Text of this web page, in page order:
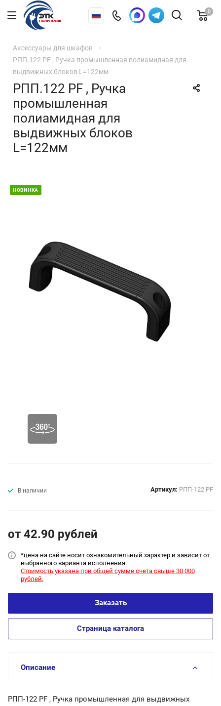
0
Аксессуары для шкафов
РПП.122 PF , Ручка промышленная полиамидная для
выдвижных блоков L=122мм
РПП.122 PF , Ручка
промышленная
полиамидная для
выдвижных блоков
L=122мм
НОВИНКА
В наличии Артикул: РПП-122 PF
от 42.90 рублей
*цена на сайте носит ознакомительный характер и зависит от
выбранного варианта исполнения.
Стоимость указана при общей сумме счета свыше 30 000
рублей.
Заказать
Страница каталога
Описание
РПП-122 PF , Ручка промышленная для выдвижных